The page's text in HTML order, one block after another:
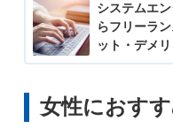
システムエ
らフリーラ
ット・デメ
女性におす